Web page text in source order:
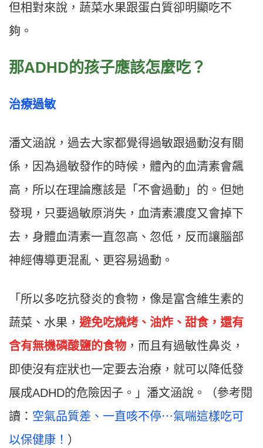
但相對來說，蔬菜水果跟蛋白質卻明顯吃不
夠。
那ADHD的孩子應該怎麼吃？
治療過敏
潘文涵說，過去大家都覺得過敏跟過動沒有關
係，因為過敏發作的時候，體內的血清素會飆
高，所以在理論應該是「不會過動」的。但她
發現，只要過敏原消失，血清素濃度又會掉下
去，身體血清素一直忽高、忽低，反而讓腦部
神經傳導更混亂、更容易過動。
「所以多吃抗發炎的食物，像是富含維生素的
蔬菜、水果， 避免吃燒烤、油炸、甜食，還有
含有無機磷酸鹽的食物 ，而且有過敏性鼻炎，
即使沒有症狀也一定要去治療，就可以降低發
展成ADHD的危險因子。」潘文涵說。（參考閱
讀： 空氣品質差、一直咳不停⋯氣喘這樣吃可
以保健康！ ）